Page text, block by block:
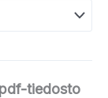
pdf-tiedosto